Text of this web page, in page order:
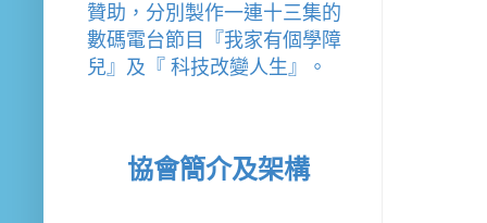
贊助，分別製作一連十三集的
數碼電台節目『我家有個學障
兒』及『 科技改變人生』。
協會簡介及架構